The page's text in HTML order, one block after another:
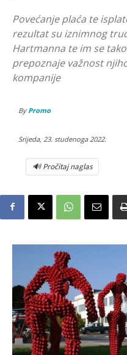
Povećanje plaća te
rezultat su iznimnog
Hartmanna te im se
prepoznaje važnost
kompanije
By Promo
Srijeda, 23. studenoga 2022.
🔊 Pročitaj naglas